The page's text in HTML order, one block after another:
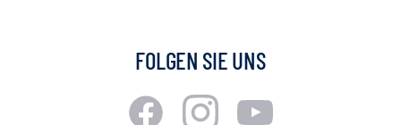
FOLGEN SIE UNS